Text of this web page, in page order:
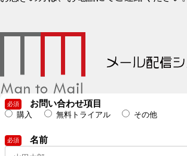
必須 お問い合わせ項目
購入 無料トライアル その他
必須 名前